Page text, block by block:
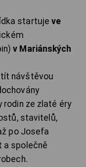
startujeve
v Mariánských
návštěvou
rodin ze zlaté éry
stavitelů,
po Josefa
a společně